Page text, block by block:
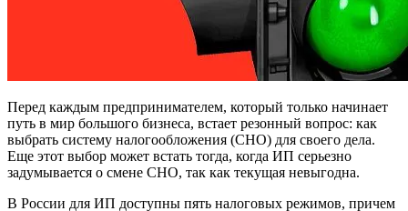
Перед каждым предпринимателем, который только начинает
путь в мир большого бизнеса, встает резонный вопрос: как
выбрать систему налогообложения (СНО) для своего дела.
Еще этот выбор может встать тогда, когда ИП серьезно
задумывается о смене СНО, так как текущая невыгодна.
В России для ИП доступны пять налоговых режимов, причем